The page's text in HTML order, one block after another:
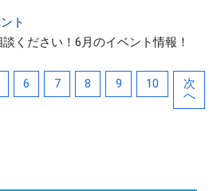
ト
ください！6月のイベント情報！
6 7 8 9 10
次
へ